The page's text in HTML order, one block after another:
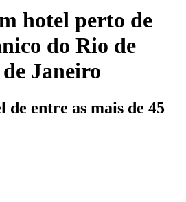
hotel perto de
do Rio de
Janeiro
de entre as mais de 45